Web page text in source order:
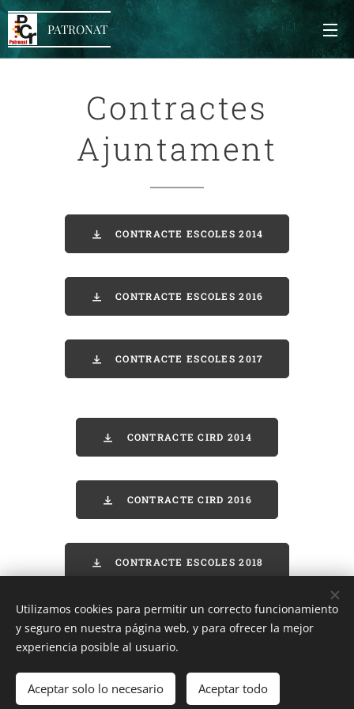
PATRONAT
Contractes
Ajuntament
CONTRACTE ESCOLES 2014
CONTRACTE ESCOLES 2016
CONTRACTE ESCOLES 2017
CONTRACTE CIRD 2014
CONTRACTE CIRD 2016
CONTRACTE ESCOLES 2018
ENRERE
Cookies
Utilizamos cookies para permitir un correcto funcionamiento
y seguro en nuestra página web, y para ofrecer la mejor
experiencia posible al usuario.
Aceptar solo lo necesario Aceptar todo